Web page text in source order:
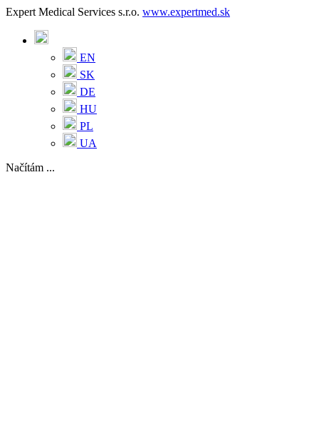
Expert Medical Services s.r.o. www.expertmed.sk
EN
SK
DE
HU
PL
UA
Načítám ...